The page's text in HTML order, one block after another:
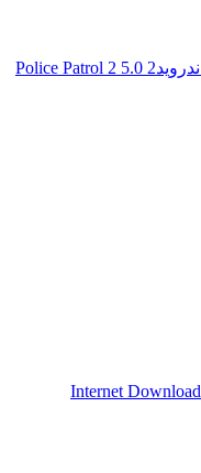
2 Police Patrol 2 5.0
Internet Download